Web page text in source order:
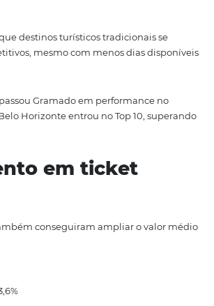
em diárias
+65%
mesmo com menos dias